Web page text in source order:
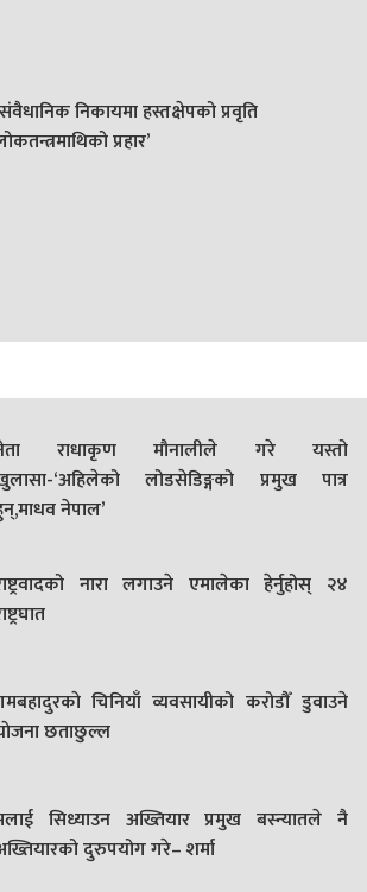
निकायमा हस्तक्षेपको प्रवृति
प्रहार’
राधाकृण मौनालीले गरे यस्तो
‘अहिलेको लोडसेडिङ्गको प्रमुख पात्र
नेपाल’
नारा लगाउने एमालेका हेर्नुहोस् २४
चिनियाँ व्यवसायीको करोडौँ डुवाउने
छताछुल्ल
सिध्याउन अख्तियार प्रमुख बस्न्यातले नै
दुरुपयोग गरे– शर्मा